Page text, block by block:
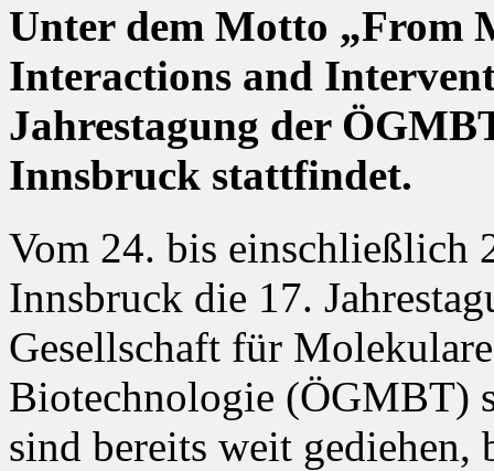
Unter dem Motto „From
Interactions and
Jahrestagung der
Innsbruck stattfindet.
Vom 24. bis einschließlich
Innsbruck die 17.
Gesellschaft für
Biotechnologie (ÖGMBT)
sind bereits weit gediehen,